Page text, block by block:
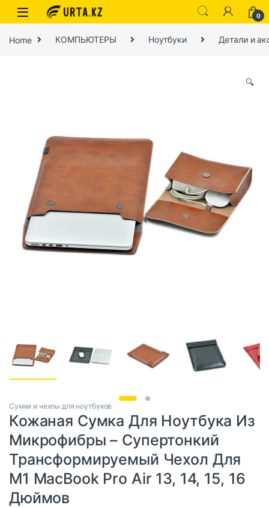
0
Home КОМПЬЮТЕРЫ Ноутбуки Детали и
🔍
Сумки и чехлы для ноутбуков
Кожаная Сумка Для Ноутбука Из
Микрофибры – Супертонкий
Трансформируемый Чехол Для
M1 MacBook Pro Air 13, 14, 15, 16
Дюймов